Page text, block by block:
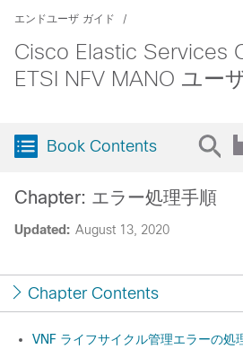
エンドユーザ ガイド
Cisco Elastic Services
ETSI NFV MANO ユー
Book Contents
Updated: August 13, 2020
Chapter: エラー処理手順
Chapter Contents
VNF ライフサイクル管理エラーの処